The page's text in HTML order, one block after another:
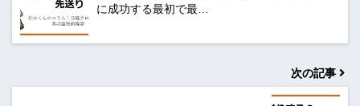
に成功する最初で最…
次の記事